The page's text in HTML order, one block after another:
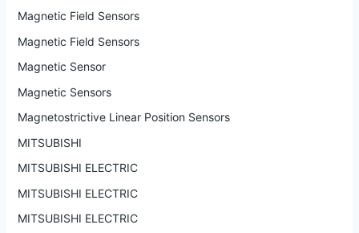
Magnetic Field Sensors
Magnetic Field Sensors
Magnetic Sensor
Magnetic Sensors
Magnetostrictive Linear Position Sensors
MITSUBISHI
MITSUBISHI ELECTRIC
MITSUBISHI ELECTRIC
MITSUBISHI ELECTRIC